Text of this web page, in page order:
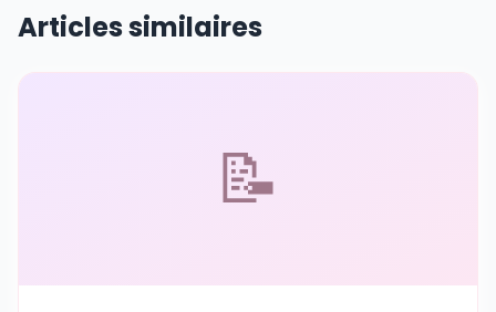
Articles similaires
📝